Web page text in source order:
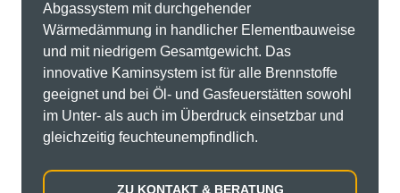
Abgassystem mit durchgehender
Wärmedämmung in handlicher Elementbauweise
und mit niedrigem Gesamtgewicht. Das
innovative Kaminsystem ist für alle Brennstoffe
geeignet und bei Öl- und Gasfeuerstätten sowohl
im Unter- als auch im Überdruck einsetzbar und
gleichzeitig feuchteunempfindlich.
ZU KONTAKT & BERATUNG